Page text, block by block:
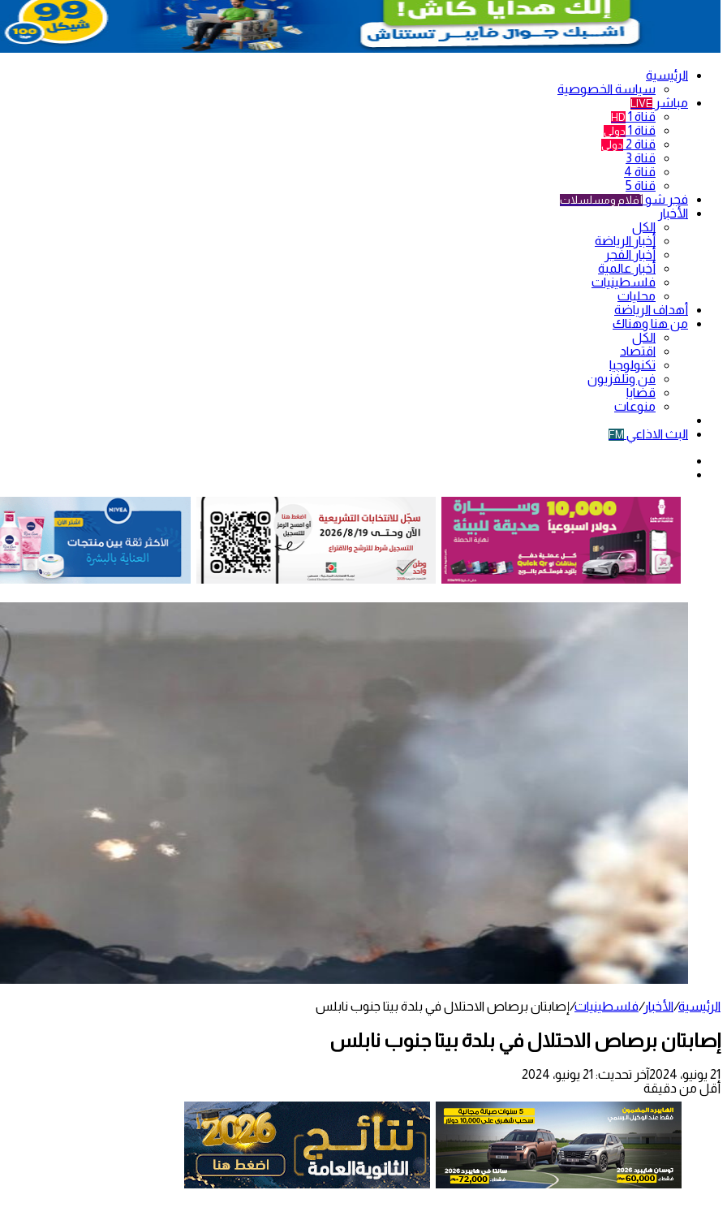
الرئيسية
سياسة الخصوصية
مباشر LIVE
قناة 1 HD
قناة 1 دولي
قناة 2 دولي
قناة 3
قناة 4
قناة 5
فجر شو أفلام ومسلسلات
الأخبار
الكل
أخبار الرياضة
أخبار الفجر
أخبار عالمية
فلسطينيات
محليات
أهداف الرياضة
من هنا وهناك
الكل
اقتصاد
تكنولوجيا
فن وتلفزيون
قضايا
منوعات
البث الاذاعي FM
الرئيسية/الأخبار/فلسطينيات/إصابتان برصاص الاحتلال في بلدة بيتا جنوب نابلس
إصابتان برصاص الاحتلال في بلدة بيتا جنوب نابلس
21 يونيو، 2024
آخر تحديث: 21 يونيو، 2024
أقل من دقيقة